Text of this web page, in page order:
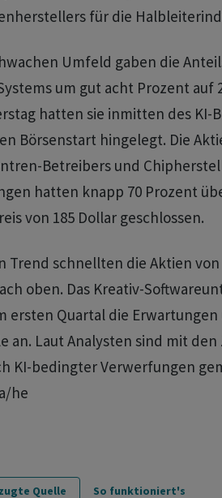
für die
Umfeld gaben die
um gut acht Prozent auf
hatten sie inmitten des KI-
Börsenstart hingelegt. Die
Betreibers und
hatten knapp 70 Prozent
von 185 Dollar geschlossen.
Trend schnellten die Aktien von
oben. Das Kreativ-
ersten Quartal die
an. Laut Analysten sind mit
KI-bedingter Verwerfungen
he
Quelle So funktioniert's